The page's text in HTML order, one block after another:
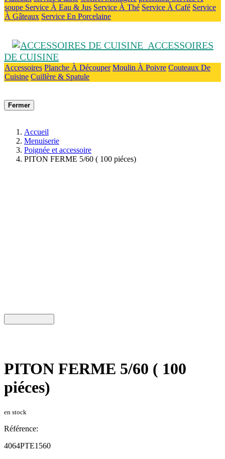
soupe Service À Eau & Jus Service À Thé Service À Café Service
À Gâteaux Service En Porcelaine
ACCESSOIRES
DE CUISINE
Accessoires Planche À Découper Moulin À Poivre Couteaux De
Cuisine Cuillère & Spatule
Fermer
Accueil
Menuiserie
Poignée et accessoire
PITON FERME 5/60 ( 100 piéces)
PITON FERME 5/60 ( 100
piéces)
en stock
Référence:
4064PTE1560